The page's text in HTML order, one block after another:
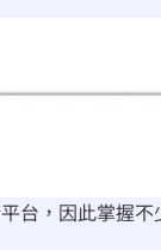
台，因此掌握